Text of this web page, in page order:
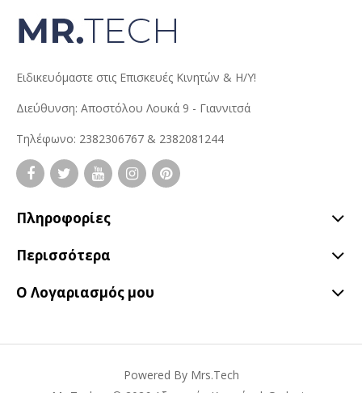
Ειδικευόμαστε στις Επισκευές Κινητών & Η/Υ!
Διεύθυνση: Αποστόλου Λουκά 9 - Γιαννιτσά
Τηλέφωνο: 2382306767 & 2382081244
Πληροφορίες
Περισσότερα
Ο Λογαριασμός μου
Powered By Mrs.Tech